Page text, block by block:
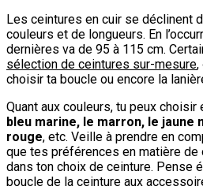
Les ceintures en cuir se déclinent
couleurs et de longueurs. En
dernières va de 95 à 115 cm.
sélection de ceintures sur-mesure,
choisir ta boucle ou encore la
Quant aux couleurs, tu peux choisir
bleu marine, le marron, le jaune
rouge, etc. Veille à prendre en
que tes préférences en matière
dans ton choix de ceinture. Pense
boucle de la ceinture aux